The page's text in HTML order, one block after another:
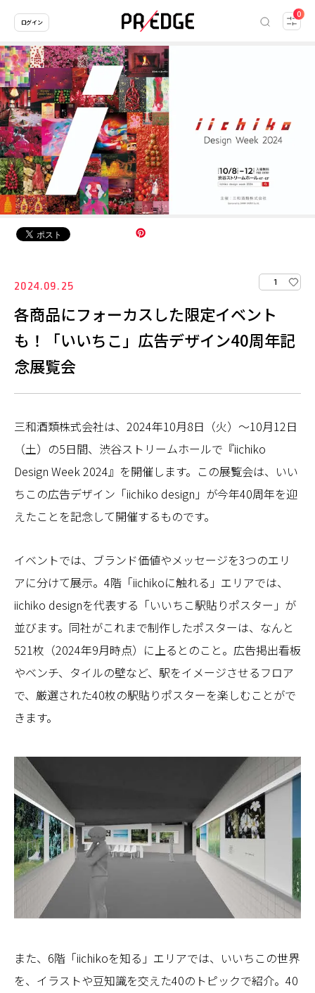
0
ログイン
2024.09.25 1
各商品にフォーカスした限定イベント
も！「いいちこ」広告デザイン40周年記
念展覧会
三和酒類株式会社は、2024年10月8日（火）～10月12日
（土）の5日間、渋谷ストリームホールで『iichiko
Design Week 2024』を開催します。この展覧会は、いい
ちこの広告デザイン「iichiko design」が今年40周年を迎
えたことを記念して開催するものです。
イベントでは、ブランド価値やメッセージを3つのエリ
アに分けて展示。4階「iichikoに触れる」エリアでは、
iichiko designを代表する「いいちこ駅貼りポスター」が
並びます。同社がこれまで制作したポスターは、なんと
521枚（2024年9月時点）に上るとのこと。広告掲出看板
やベンチ、タイルの壁など、駅をイメージさせるフロア
で、厳選された40枚の駅貼りポスターを楽しむことがで
きます。
また、6階「iichikoを知る」エリアでは、いいちこの世界
を、イラストや豆知識を交えた40のトピックで紹介。40